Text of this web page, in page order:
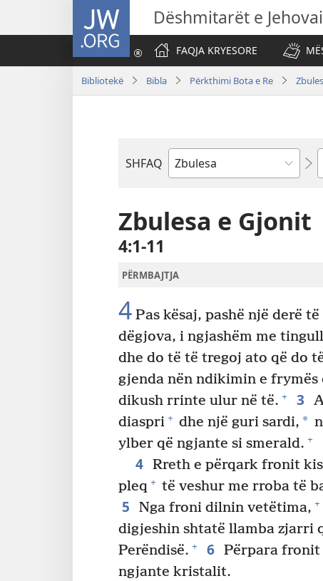
JW.ORG Dëshmitarët e
FAQJA KRYESORE
Bibliotekë Bibla Përkthimi Bota e Re
SHFAQ
Librit
Biblës
Zbulesa e Gjonit
4:1-11
PËRMBAJTJA
4 Pas kësaj, pashë një derë
dëgjova, i ngjashëm me
dhe do të të tregoj ato që do
gjenda nën ndikimin e
dikush rrinte ulur në të. + 3
diaspri + dhe një guri sardi, *
ylber që ngjante si smerald. +
4 Rreth e përqark fronit
pleq + të veshur me rroba të
5 Nga froni dilnin vetëtima, +
digjeshin shtatë llamba zjarri
Perëndisë. + 6 Përpara fronit
ngjante kristalit.